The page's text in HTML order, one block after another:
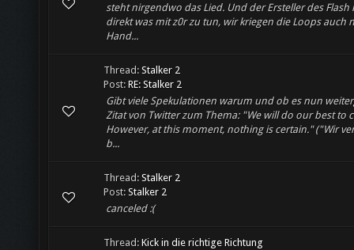
steht nirgendwo das Lied. Und der Ersteller des Flash
direkt was mit z0r zu tun, wir kriegen die Loops auch
Hand...
Thread: Stalker 2
Post: RE: Stalker 2
Gibt viele Spekulationen warum und ob es nun
Zitat von Twitter zum Thema: "We will do our best to
However, at this moment, nothing is certain." ("Wir
b...
Thread: Stalker 2
Post: Stalker 2
canceled :(
Thread: Kick in die richtige Richtung